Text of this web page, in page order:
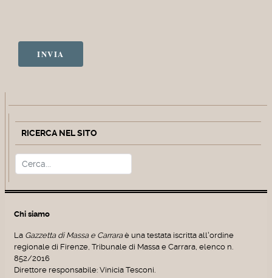
INVIA
RICERCA NEL SITO
Cerca Type 2 or more characters for
Chi siamo
La Gazzetta di Massa e Carraraè una testata iscritta all'ordine
regionale di Firenze, Tribunale di Massa e Carrara, elenco n.
852/2016
Direttore responsabile: Vinicia Tesconi.